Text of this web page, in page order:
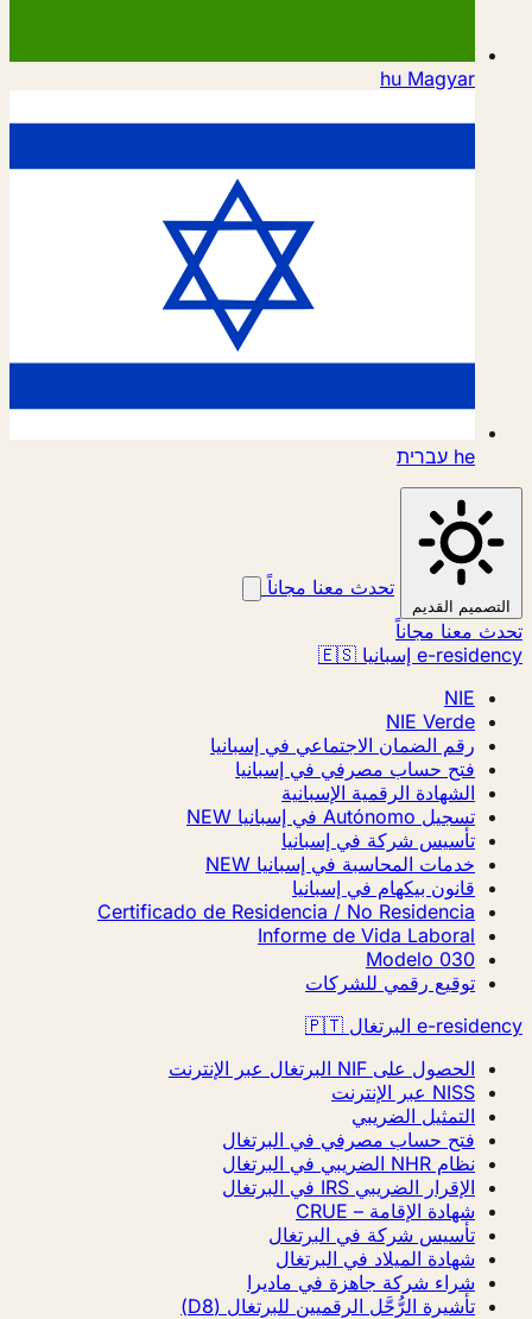
hu Magyar
he עברית
التصميم القديم
تحدث معنا مجاناً
تحدث معنا مجاناً
e-residency إسبانيا 🇪🇸
NIE
NIE Verde
رقم الضمان الاجتماعي في إسبانيا
فتح حساب مصرفي في إسبانيا
الشهادة الرقمية الإسبانية
تسجيل Autónomo في إسبانيا
NEW
تأسيس شركة في إسبانيا
خدمات المحاسبة في إسبانيا NEW
قانون بيكهام في إسبانيا
Certificado de Residencia / No Residencia
Informe de Vida Laboral
Modelo 030
توقيع رقمي للشركات
e-residency البرتغال 🇵🇹
الحصول على NIF البرتغال عبر الإنترنت
NISS عبر الإنترنت
التمثيل الضريبي
فتح حساب مصرفي في البرتغال
نظام NHR الضريبي في البرتغال
الإقرار الضريبي IRS في البرتغال
شهادة الإقامة – CRUE
تأسيس شركة في البرتغال
شهادة الميلاد في البرتغال
شراء شركة جاهزة في ماديرا
تأشيرة الرُّحَّل الرقميين للبرتغال (D8)